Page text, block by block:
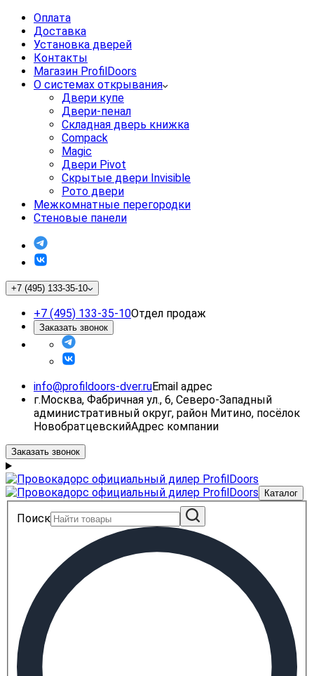
Оплата
Доставка
Установка дверей
Контакты
Магазин ProfilDoors
О системах открывания
Двери купе
Двери-пенал
Складная дверь книжка
Compack
Magic
Двери Pivot
Скрытые двери Invisible
Рото двери
Межкомнатные перегородки
Стеновые панели
+7 (495) 133-35-10
+7 (495) 133-35-10Отдел продаж
Заказать звонок
info@profildoors-dver.ruEmail адрес
г.Москва, Фабричная ул., 6, Северо-Западный
административный округ, район Митино, посёлок
НовобратцевскийАдрес компании
Заказать звонок
Каталог
Поиск